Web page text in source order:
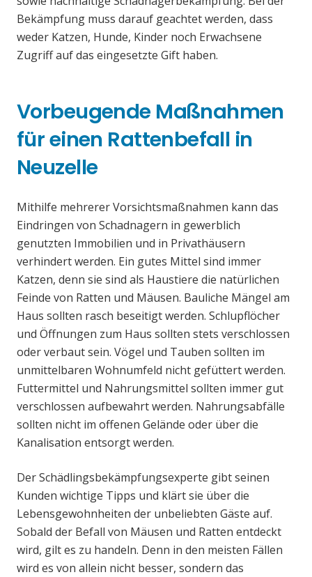
Bekämpfung muss darauf geachtet werden, dass
weder Katzen, Hunde, Kinder noch Erwachsene
Zugriff auf das eingesetzte Gift haben.
Vorbeugende Maßnahmen
für einen Rattenbefall in
Neuzelle
Mithilfe mehrerer Vorsichtsmaßnahmen kann das
Eindringen von Schadnagern in gewerblich
genutzten Immobilien und in Privathäusern
verhindert werden. Ein gutes Mittel sind immer
Katzen, denn sie sind als Haustiere die natürlichen
Feinde von Ratten und Mäusen. Bauliche Mängel am
Haus sollten rasch beseitigt werden. Schlupflöcher
und Öffnungen zum Haus sollten stets verschlossen
oder verbaut sein. Vögel und Tauben sollten im
unmittelbaren Wohnumfeld nicht gefüttert werden.
Futtermittel und Nahrungsmittel sollten immer gut
verschlossen aufbewahrt werden. Nahrungsabfälle
sollten nicht im offenen Gelände oder über die
Kanalisation entsorgt werden.
Der Schädlingsbekämpfungsexperte gibt seinen
Kunden wichtige Tipps und klärt sie über die
Lebensgewohnheiten der unbeliebten Gäste auf.
Sobald der Befall von Mäusen und Ratten entdeckt
wird, gilt es zu handeln. Denn in den meisten Fällen
wird es von allein nicht besser, sondern das